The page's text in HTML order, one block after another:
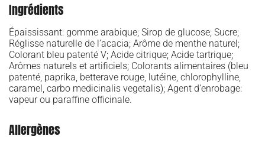
Ingrédients
Épaississant: gomme arabique; Sirop de glucose; Sucre;
Réglisse naturelle de l’acacia; Arôme de menthe naturel;
Colorant bleu patenté V; Acide citrique; Acide tartrique;
Arômes naturels et artificiels; Colorants alimentaires (bleu
patenté, paprika, betterave rouge, lutéine, chlorophylline,
caramel, carbo medicinalis vegetalis); Agent d’enrobage:
vapeur ou paraffine officinale.
Allergènes